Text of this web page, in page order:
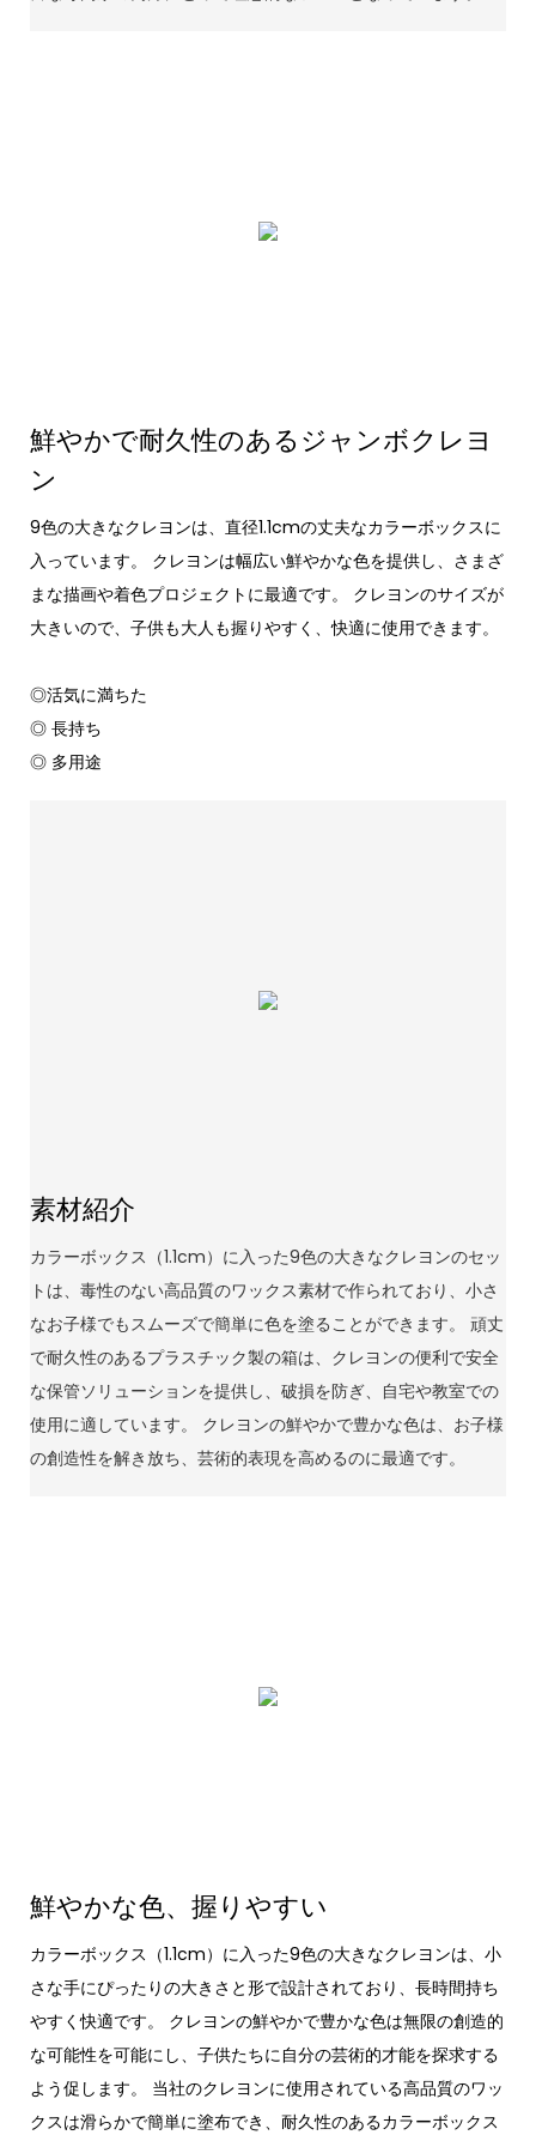
鮮やかで耐久性のあるジャンボクレヨ
ン
9色の大きなクレヨンは、直径1.1cmの丈夫なカラーボックスに
入っています。 クレヨンは幅広い鮮やかな色を提供し、さまざ
まな描画や着色プロジェクトに最適です。 クレヨンのサイズが
大きいので、子供も大人も握りやすく、快適に使用できます。
◎活気に満ちた
◎ 長持ち
◎ 多用途
素材紹介
カラーボックス（1.1cm）に入った9色の大きなクレヨンのセッ
トは、毒性のない高品質のワックス素材で作られており、小さ
なお子様でもスムーズで簡単に色を塗ることができます。 頑丈
で耐久性のあるプラスチック製の箱は、クレヨンの便利で安全
な保管ソリューションを提供し、破損を防ぎ、自宅や教室での
使用に適しています。 クレヨンの鮮やかで豊かな色は、お子様
の創造性を解き放ち、芸術的表現を高めるのに最適です。
鮮やかな色、握りやすい
カラーボックス（1.1cm）に入った9色の大きなクレヨンは、小
さな手にぴったりの大きさと形で設計されており、長時間持ち
やすく快適です。 クレヨンの鮮やかで豊かな色は無限の創造的
な可能性を可能にし、子供たちに自分の芸術的才能を探求する
よう促します。 当社のクレヨンに使用されている高品質のワッ
クスは滑らかで簡単に塗布でき、耐久性のあるカラーボックス